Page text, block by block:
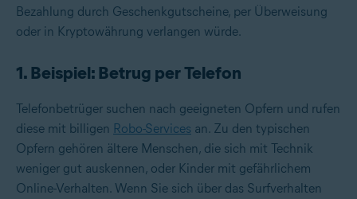
Bezahlung durch Geschenkgutscheine, per Überweisung
oder in Kryptowährung verlangen würde.
1. Beispiel: Betrug per Telefon
Telefonbetrüger suchen nach geeigneten Opfern und rufen
diese mit billigen Robo-Services an. Zu den typischen
Opfern gehören ältere Menschen, die sich mit Technik
weniger gut auskennen, oder Kinder mit gefährlichem
Online-Verhalten. Wenn Sie sich über das Surfverhalten